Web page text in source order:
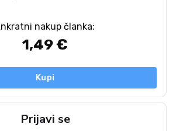
nakup članka:
1,49 €
Kupi
Prijavi se